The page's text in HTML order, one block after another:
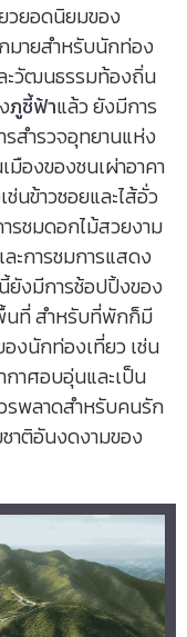
วยอดนิยมของ
มายสำหรับนักท่อง
ะวัฒนธรรมท้องถิ่น
ภูชี้ฟ้าแล้ว ยังมีการ
รสำรวจอุทยานแห่ง
องของชนเผ่าอาคา
นข้าวซอยและไส้อั่ว
รชมดอกไม้สวยงาม
ะการชมการแสดง
งมีการช้อปปิ้งของ
นที่ สำหรับที่พักก็มี
งนักท่องเที่ยว เช่น
าศอบอุ่นและเป็น
รพลาดสำหรับคนรัก
าติอันงดงามของ